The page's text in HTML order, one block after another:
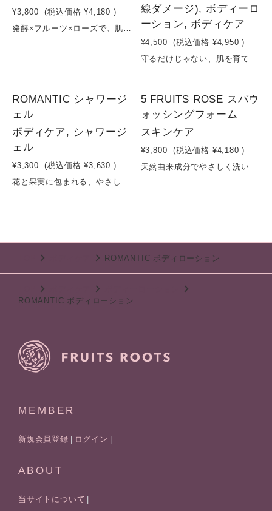
¥3,800 (税込価格 ¥4,180 )
発酵×フルーツ×ローズで、肌の“めぐり”を整える濃密ミスト化粧水ダマスクバラ花水をベースに、コメ発酵液と多彩なフルーツ・植物エキスを贅沢に配合したミストタイプの化粧水です。ブドウ葉エキスやザクロ果実エキスなどのポリフェノール豊富な植物成分が、肌にうるおいとハリを与え、透明感のある印象へ導きます。さらに、パイナップルやレモン、リンゴなどのフルーツエキスが、古い角質にアプローチし、なめらかな肌へ。発酵の力で角質層まで浸透しやすく、乾燥やくすみ、ゆらぎが気になる肌をやさしく整えます。ローズとゼラニウムの天然精油の香りが、スキンケアの時間を心地よいリラックスタイムに。容量：150ml
線ダメージ), ボディーロ
ーション, ボディケア
¥4,500 (税込価格 ¥4,950 )
守るだけじゃない、肌を育てるサンクリーム。紫外線から肌を守りながら、スキンケアまで叶えるナチュラルサンクリーム。酸化亜鉛によるやさしい紫外線防御に加え、シア脂・カカオ脂・マンゴー種子脂などの植物バターが肌をしっとり保湿。さらに、モリンガオイル（ワサビノキ種子油）やオリーブ由来成分が、乾燥や外的刺激から肌を守ります。チャ葉エキスやカミツレ花エキスなどの植物エキスが肌を整え、フルーツエキスが透明感のある印象へ導きます。紫外線対策をしながら、日中もスキンケアを続けているような心地よさ。毎日使いたくなる、軽やかでやさしい使い心地のUVクリームです。容量：80ml
ROMANTIC シャワージ
ェル
ボディケア, シャワージ
ェル
¥3,300 (税込価格 ¥3,630 )
花と果実に包まれる、やさしい泡のご褒美時間。シンプルなカリ石けんベースに、華やかなフラワーエキスと果実のうるおいを重ねたシャワージェル。やさしく軽やかな泡が、肌の汚れをすっきり落としながら、必要なうるおいは残します。アドニスパレスチナ花エキスやセイヨウオトギリソウエキスが肌を穏やかに整え、ヒマワリ油がしっとりとしたやわらかさをプラス。さらに、イチゴ果汁のフレッシュなうるおいと、ダマスクバラ・ゼラニウムの上品な香りが重なり、バスタイムを特別なリラックスタイムへと導きます。毎日の洗浄を、肌と心を満たすひとときに。容量：300ml
5 FRUITS ROSE スパウ
ォッシングフォーム
スキンケア
¥3,800 (税込価格 ¥4,180 )
天然由来成分でやさしく洗い上げる、石けんベースの洗顔フォーム。フルーツルーツのスパウォッシングフォームは、カリ石ケンを主成分とし、コメ発酵エキスと果実由来エキスを配合。きめ細かな泡が肌をやさしく包み込み、毛穴の汚れや余分な皮脂をすっきり落とします。洗い上がりはさっぱりしながらも、つっぱりにくい仕上がり。ダマスクローズとゼラニウムと5つのフルーツが香り、毎日の洗顔を心地よいスパタイムへ導きます。合成界面活性剤不使用。ナチュラル志向の方、乾燥が気になる方におすすめです。容量：200mlMADE IN JAPAN
ROMANTIC ボディローション
ROMANTIC ボディローション
MEMBER
新規会員登録 ログイン
ABOUT
当サイトについて